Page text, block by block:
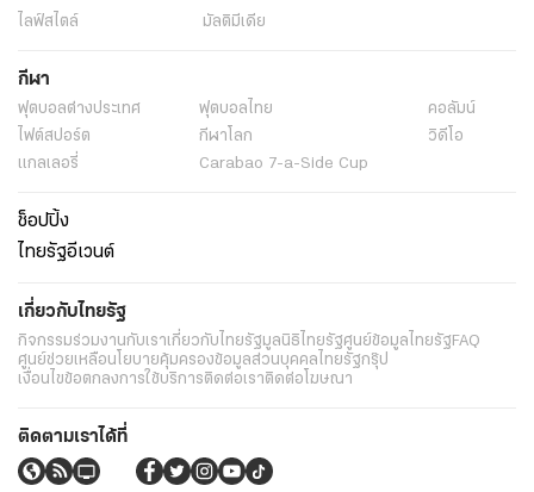
ไลฟ์สไตล์
มัลติมีเดีย
กีฬา
ฟุตบอลต่่างประเทศ ฟุตบอลไทย
คอลัมน์
ไฟต์สปอร์ต
กีฬาโลก
วิดีโอ
แกลเลอรี่
Carabao 7-a-Side Cup
ช็อปปิ้ง
ไทยรัฐอีเวนต์
เกี่ยวกับไทยรัฐ
กิจกรรมร่วมงานกับเราเกี่ยวกับไทยรัฐมูลนิธิไทยรัฐศูนย์ข้อมูลไทยรัฐFAQ
ศูนย์ช่วยเหลือนโยบายคุ้มครองข้อมูลส่วนบุคคลไทยรัฐกรุ๊ป
เงื่อนไขข้อตกลงการใช้บริการติดต่อเราติดต่อโฆษณา
ติดตามเราได้ที่